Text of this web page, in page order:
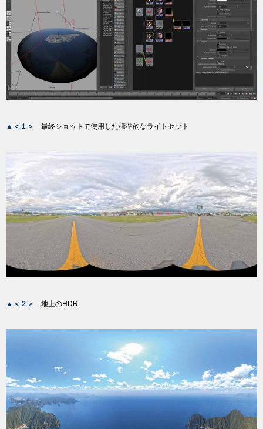
▲＜１＞ 最終ショットで使用した標準的なライトセット
▲＜２＞ 地上のHDR